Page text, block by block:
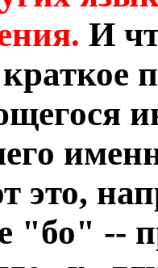
И
это,
"бо" --